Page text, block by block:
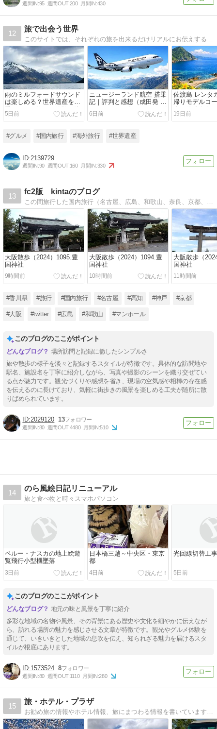
週間IN:95 週間OUT:200 月間IN:430
12
旅で出会う世界
このサイトでは、それぞれの旅を出来るだけリアルにお伝えすることで、旅本来の楽しさを疑似体験して頂けるような、そんな記事を出していければと思います。
雨のミルフォードサウンド
は楽しめる？世界遺産を冬
季ツアーで訪れた体験と注
意点を紹介
5日前
ニュージーランド航空 搭乗
記｜評判と感想（成田発 オ
ークランド経由 クイーンズ
タウン着）
6日前
佐渡島 レンタ
帰りモデルコ
産・佐渡金山
る絶景まで！
19日前
#グルメ #国内旅行 #海外旅行 #世界遺産
2139729
週間IN:90 週間OUT:160 月間IN:330
13
fc2版 kintaのブログ
大阪散歩（2024）1095.豊
国神社
9時間前
大阪散歩（2024）1094.豊
国神社
10時間前
大阪散歩（
国神社
11時間前
#香川県 #旅行 #国内旅行 #名古屋 #高知 #神戸 #京都
#大阪 #twitter #広島 #和歌山 #マンホール
このブログのここがポイント
場所訪問と記録に徹したシンプルさ
旅や散歩の様子を淡々と記録するスタイルが特徴です。具体的な訪問地や
駅名、施設名を丁寧に紹介しながら、写真や撮影のシーンを織り交ぜてい
る点が魅力です。観光づくりや感想を省き、現場の空気感や相棒の存在感
を伝えるのに長けており、気軽に街歩きの風景を楽しめる工夫が随所に散
りばめられています。
2029120 13
週間IN:80 週間OUT:4480 月間IN:510
14
のら風絵日記リニューアル
旅と食べ物と時々スマホパソコン
ペルー・ナスカの地上絵遊
覧飛行小型機墜落
3日前
日本橋三越～中央区・東京
都
4日前
光回線切替工事
5日前
このブログのここがポイント
地元の味と風景を丁寧に紹介
多彩な地域の名物や風景、その背景にある歴史や文化を細やかに伝えなが
ら、訪れる場所の魅力を感じさせる文章が特徴です。観光やグルメ体験を
通じて、いきいきとした地域の息吹を伝え、知られざる魅力を届けるスタ
イルが根底にあります。
1573524 8
週間IN:80 週間OUT:1110 月間IN:280
15
旅・ホテル・プラザ
お勧め旅の情報やホテル情報、旅にまつわる情報を書いています。又、サッカー観戦（アルビレックス新潟）の観戦なども紹介します。